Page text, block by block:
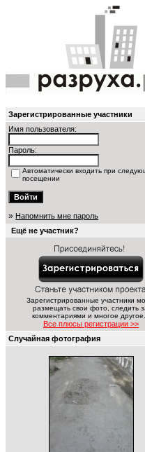
Зарегистрированные участники
Имя пользователя:
Пароль:
Автоматически входить при
посещении
» Напомнить мне пароль
Ещё не участник?
Зарегистрированные участники
размещать свои фото, следить
комментариями и многое
Все плюсы регистрации >>
Случайная фотография